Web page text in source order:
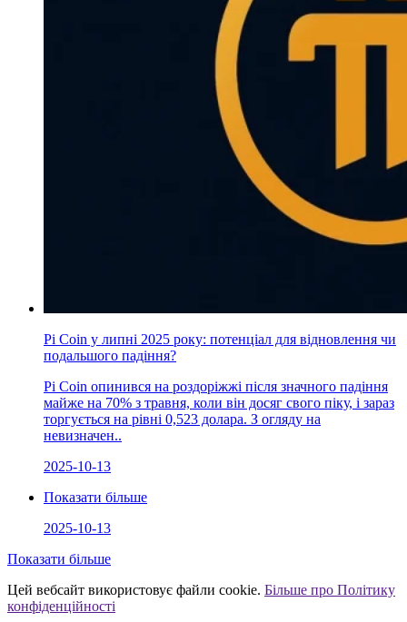
Pi Coin у липні 2025 року: потенціал для відновлення чи
подальшого падіння?
Pi Coin опинився на роздоріжжі після значного падіння
майже на 70% з травня, коли він досяг свого піку, і зараз
торгується на рівні 0,523 долара. З огляду на
невизначен..
2025-10-13
Показати більше
2025-10-13
Показати більше
Цей вебсайт використовує файли cookie. Більше про Політику
конфіденційності